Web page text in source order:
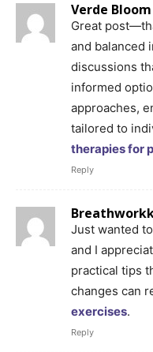
Verde Bloom
Great
and balanced
discussions
informed
approaches,
tailored to
therapies for
Reply
Just wanted
and I
practical tips
changes can
exercises.
Reply